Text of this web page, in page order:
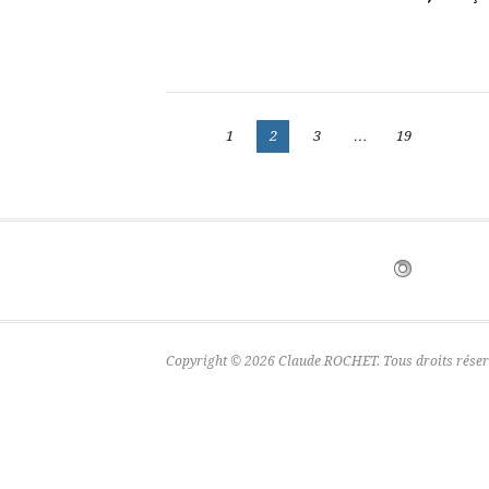
Pagination
Page
1 Page
2 Page
3 … Page
19
Copyright © 2026 Claude ROCHET. Tous droits